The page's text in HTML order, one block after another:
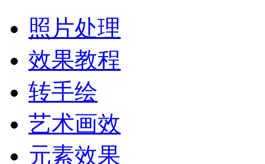
照片处理
效果教程
转手绘
艺术画效
元素效果